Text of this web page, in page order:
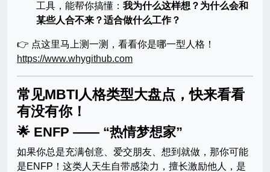
工具，能帮你搞懂： 我为什么这样想？为什么会和
某些人合不来？适合做什么工作？
👉 点这里马上测一测，看看你是哪一型人格！
https://www.whygithub.com
常见MBTI人格类型大盘点，快来看看
有没有你！
🌟 ENFP —— “热情梦想家”
如果你总是充满创意、爱交朋友、想到就做，那你可能
是ENFP！这类人天生自带感染力，擅长激励他人，是